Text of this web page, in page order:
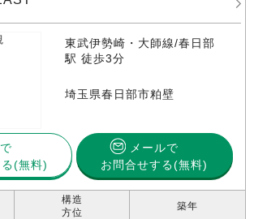
東武伊勢崎・大師線/春日部
駅 徒歩3分
埼玉県春日部市粕壁
メールで
お問合せする(無料)
構造
方位
築年